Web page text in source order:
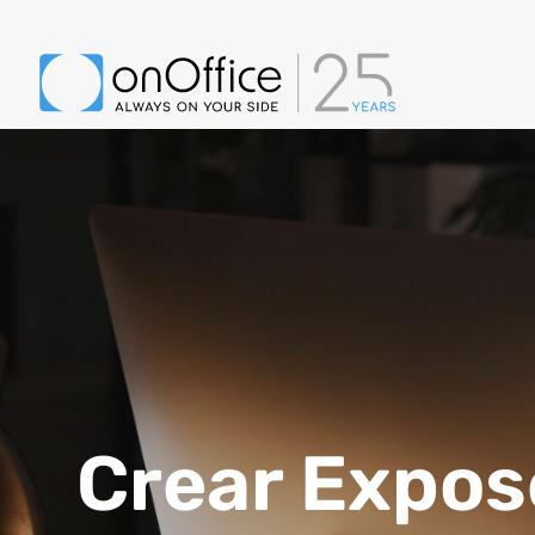
Crear